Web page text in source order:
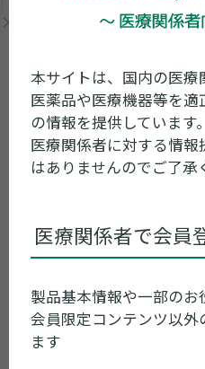
本サイトは、国内の医
医薬品や医療機器等を
の情報を提供しています
医療関係者に対する情
はありませんのでご了承
医療関係者で会員
製品基本情報や一部のお
会員限定コンテンツ以
ます